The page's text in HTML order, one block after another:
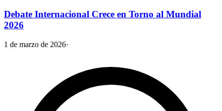
Debate Internacional Crece en Torno al Mundial
2026
1 de marzo de 2026·